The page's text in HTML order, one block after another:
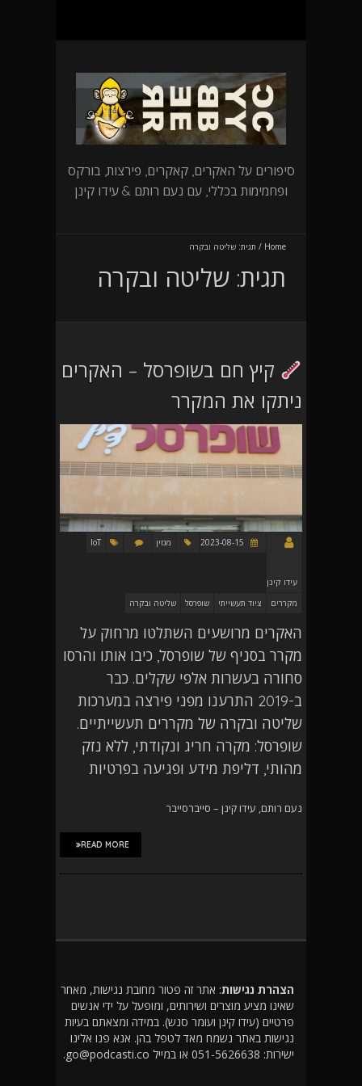
סיפורים על האקרים, קאקרים, פירצות, בורקס
ופחמימות בכללי, עם נעם רותם & עידו קינן
Home
/ תגית: שליטה ובקרה
תגית: שליטה ובקרה
קיץ חם בשופרסל – האקרים
ניתקו את המקרר
עידו קינן
מגזין IoT
מקררים ציוד תעשייתי שופרסל שליטה ובקרה
האקרים מרושעים השתלטו מרחוק על
מקרר בסניף של שופרסל, כיבו אותו והרסו
סחורה בעשרות אלפי שקלים. כבר
ב-2019 התרענו מפני פירצה במערכות
שליטה ובקרה של מקררים תעשייתיים.
שופרסל: מקרה חריג ונקודתי, ללא נזק
מהותי, דליפת מידע ופגיעה בפרטיות
נעם רותם, עידו קינן – סייברסייבר
READ MORE
הצהרת נגישות: אתר זה פטור מחובת נגישות, מאחר
שאינו מציע מוצרים ושירותים, ומופעל על ידי אנשים
פרטיים (עידו קינן ועומר סנש). במידה ומצאתם בעיות
נגישות באתר נשמח מאד לטפל בהן. אנא פנו אלינו
ישירות: 051-5626638 או במייל go@podcasti.co.